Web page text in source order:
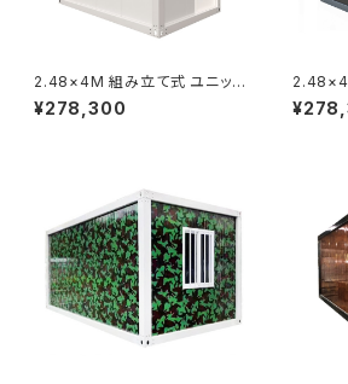
2.48×4M 組み立て式 ユニット
ハウス 白 ホワイト 3坪 9.9㎡
スーパーコンテナ プレハブ 仮設
¥278,300
ハウス
スーパ